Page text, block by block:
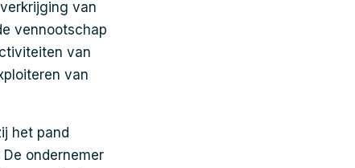
van
vennootschap
van
van
het pand
ondernemer